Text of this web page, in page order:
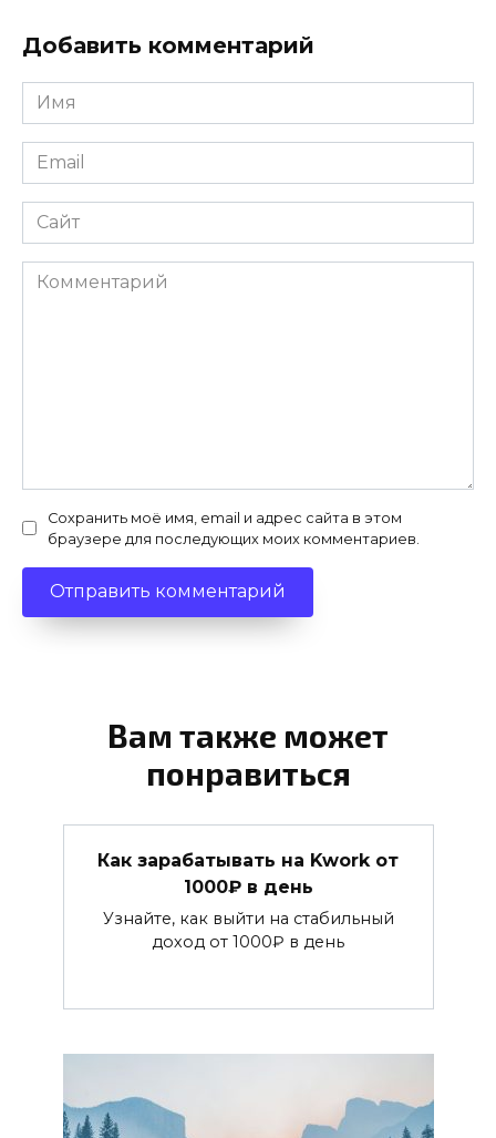
Добавить комментарий
Имя
*
Email
*
Сайт
Комментарий
Сохранить моё имя, email и адрес сайта в этом
браузере для последующих моих комментариев.
Вам также может
понравиться
Как зарабатывать на Kwork от
1000₽ в день
Узнайте, как выйти на стабильный
доход от 1000₽ в день